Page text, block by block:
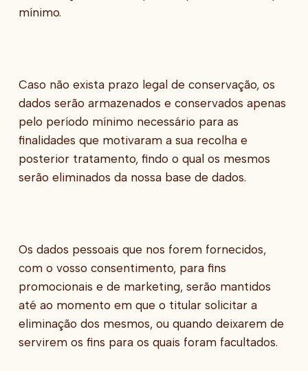
mínimo.
Caso não exista prazo legal de conservação, os
dados serão armazenados e conservados apenas
pelo período mínimo necessário para as
finalidades que motivaram a sua recolha e
posterior tratamento, findo o qual os mesmos
serão eliminados da nossa base de dados.
Os dados pessoais que nos forem fornecidos,
com o vosso consentimento, para fins
promocionais e de marketing, serão mantidos
até ao momento em que o titular solicitar a
eliminação dos mesmos, ou quando deixarem de
servirem os fins para os quais foram facultados.